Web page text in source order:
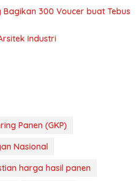
Bagikan 300 Voucer buat Tebus
Industri
Panen (GKP)
Nasional
harga hasil panen